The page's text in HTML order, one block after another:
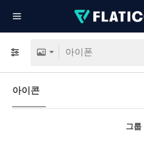
아이콘
그룹